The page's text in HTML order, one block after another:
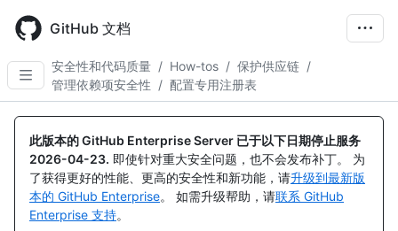
main
content
GitHub 文档
安全性和代码质量 / How-tos / 保护供应链 /
管理依赖项安全性 / 配置专用注册表
此版本的 GitHub Enterprise Server 已于以下日期停止服务
2026-04-23. 即使针对重大安全问题，也不会发布补丁。 为
了获得更好的性能、更高的安全性和新功能，请升级到最新版
本的 GitHub Enterprise。 如需升级帮助，请联系 GitHub
Enterprise 支持。